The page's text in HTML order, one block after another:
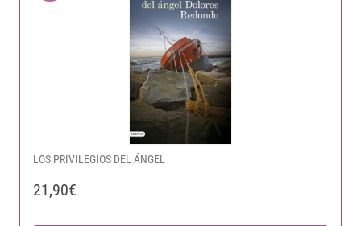
LOS PRIVILEGIOS DEL ÁNGEL
21,90€